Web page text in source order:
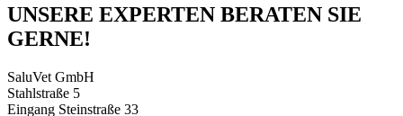
UNSERE EXPERTEN BERATEN SIE
GERNE!
SaluVet GmbH
Stahlstraße 5
Eingang Steinstraße 33